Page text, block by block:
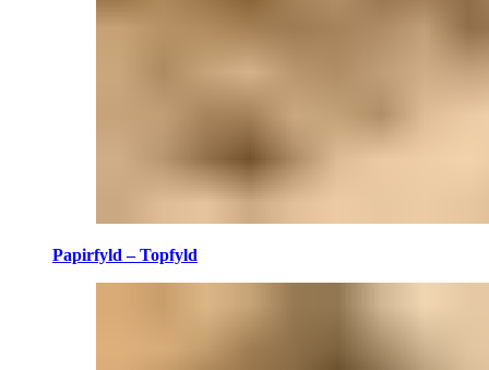
Papirfyld – Topfyld